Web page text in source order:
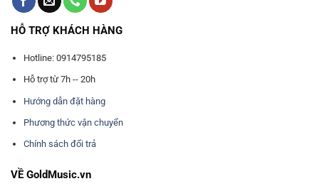
HỖ TRỢ KHÁCH HÀNG
Hotline: 0914795185
Hỗ trợ từ 7h -- 20h
Hướng dẫn đặt hàng
Phương thức vận chuyển
Chính sách đổi trả
VỀ GoldMusic.vn